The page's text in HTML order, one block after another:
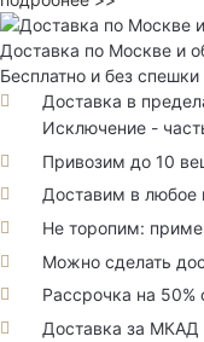
Доставка по Москве и
Бесплатно и без спешки
Доставка в
Исключение -
Привозим до 10
Доставим в любое
Не торопим:
Можно сделать
Рассрочка на
Доставка за